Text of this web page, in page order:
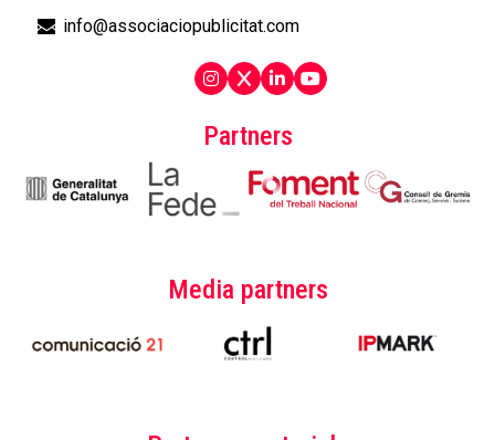
Partners
Media partners
info@associaciopublicitat.com